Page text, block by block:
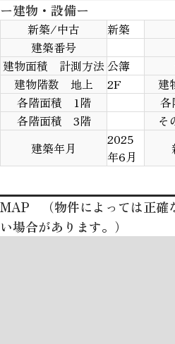
ー建物・設備ー
新築/中古 新築
建築番号
建物面積 計測方法公簿
建物階数 地上
2F
建
各階面積 1階
各階面積 3階
そ
建築年月
2025
年6月
MAP （物件によっては正確
い場合があります。）